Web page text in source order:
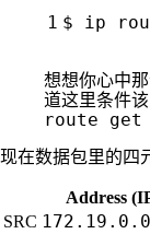
$ ip
想想你心中
道这里条件
route get
现在数据包里的四
Address
SRC 172.19.0.0